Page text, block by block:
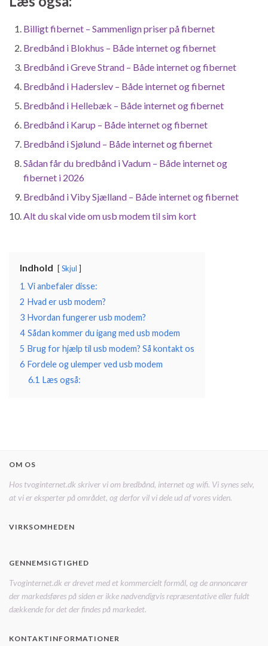
Billigt fibernet – Sammenlign priser på fibernet
Bredbånd i Blokhus – Både internet og fibernet
Bredbånd i Greve Strand – Både internet og fibernet
Bredbånd i Haderslev – Både internet og fibernet
Bredbånd i Hellebæk – Både internet og fibernet
Bredbånd i Karup – Både internet og fibernet
Bredbånd i Sjølund – Både internet og fibernet
Sådan får du bredbånd i Vadum – Både internet og
fibernet i 2026
Bredbånd i Viby Sjælland – Både internet og fibernet
Alt du skal vide om usb modem til sim kort
Indhold Skjul
1 Vi anbefaler disse:
2 Hvad er usb modem?
3 Hvordan fungerer usb modem?
4 Sådan kommer du igang med usb modem
5 Brug for hjælp til usb modem? Så kontakt os
6 Fordele og ulemper ved usb modem
6.1 Læs også:
OM OS
Hos tvoginternet.dk skriver vi om bredbånd, internet og wifi. Vi synes selv,
at vi er eksperter på området, og derfor vil vi dele ud af vores viden.
VIRKSOMHEDEN
GENNEMSIGTIGHED
Tvoginternet.dk er drevet med et kommercielt formål, og de annoncører
der markedsføres på siden er ikke nødvendigvis repræsentative eller fuldt
dækkende for det der findes på markedet.
KONTAKTINFORMATIONER